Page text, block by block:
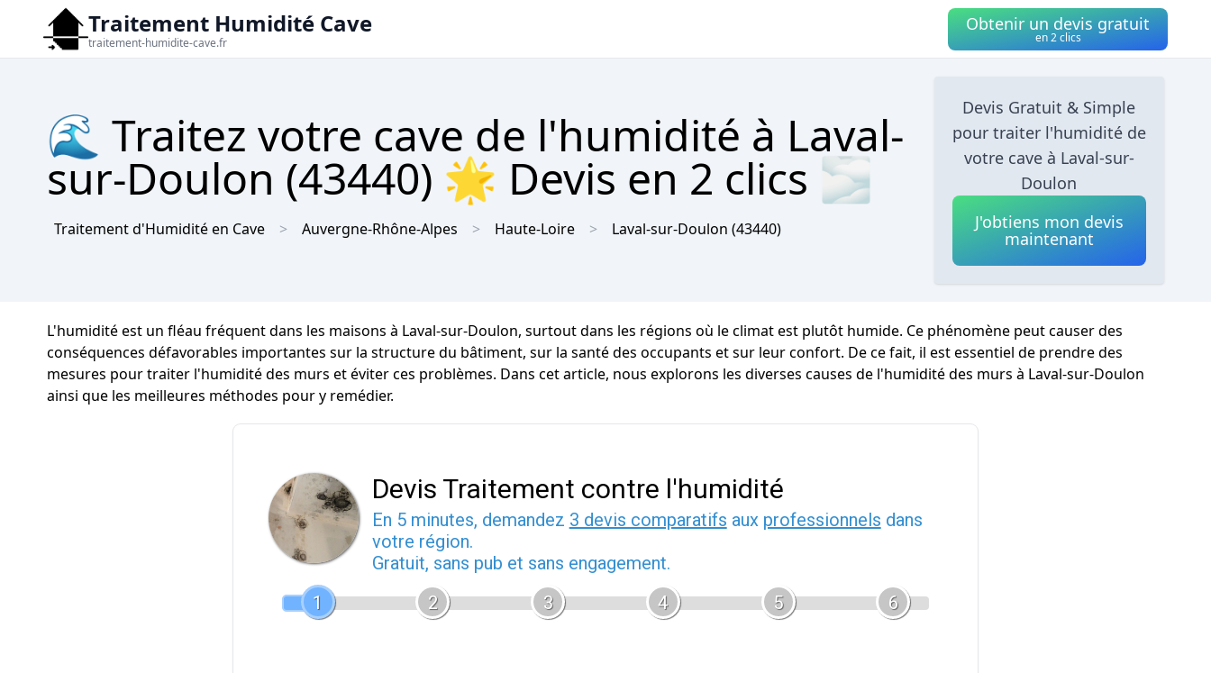
Traitement Humidité Cave
traitement-humidite-cave.fr
Obtenir un devis gratuit
en 2 clics
🌊 Traitez votre cave de l'humidité à Laval-
sur-Doulon (43440) 🌟 Devis en 2 clics 🌫
Traitement d'Humidité en Cave Auvergne-Rhône-Alpes Haute-Loire Laval-sur-Doulon (43440)
Devis Gratuit & Simple
pour traiter l'humidité de
votre cave à Laval-sur-
Doulon
J'obtiens mon devis
maintenant
L'humidité est un fléau fréquent dans les maisons à Laval-sur-Doulon, surtout dans les régions où le climat est plutôt humide. Ce phénomène peut causer des
conséquences défavorables importantes sur la structure du bâtiment, sur la santé des occupants et sur leur confort. De ce fait, il est essentiel de prendre des
mesures pour traiter l'humidité des murs et éviter ces problèmes. Dans cet article, nous explorons les diverses causes de l'humidité des murs à Laval-sur-Doulon
ainsi que les meilleures méthodes pour y remédier.
Devis Traitement contre l'humidité
En 5 minutes, demandez 3 devis comparatifs aux professionnels dans
votre région.
Gratuit, sans pub et sans engagement.
1
2 3 4 5 6